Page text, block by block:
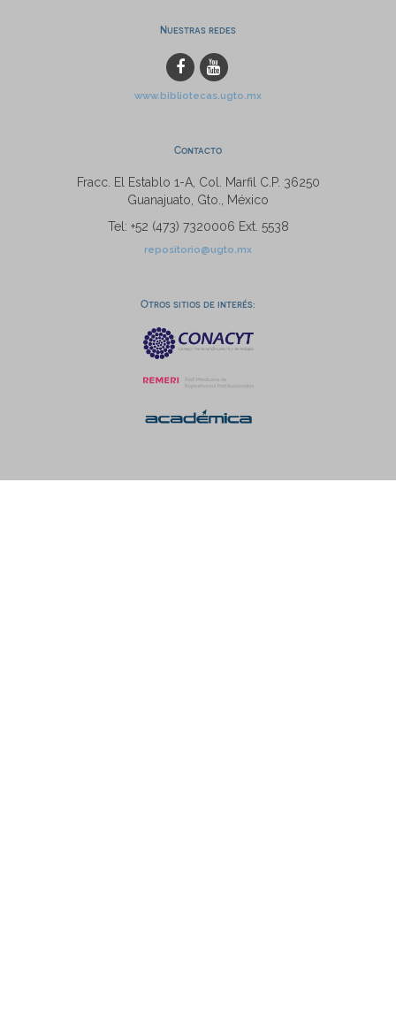
Nuestras redes
www.bibliotecas.ugto.mx
Contacto
Fracc. El Establo 1-A, Col. Marfil C.P. 36250
Guanajuato, Gto., México
Tel: +52 (473) 7320006 Ext. 5538
repositorio@ugto.mx
Otros sitios de interés: